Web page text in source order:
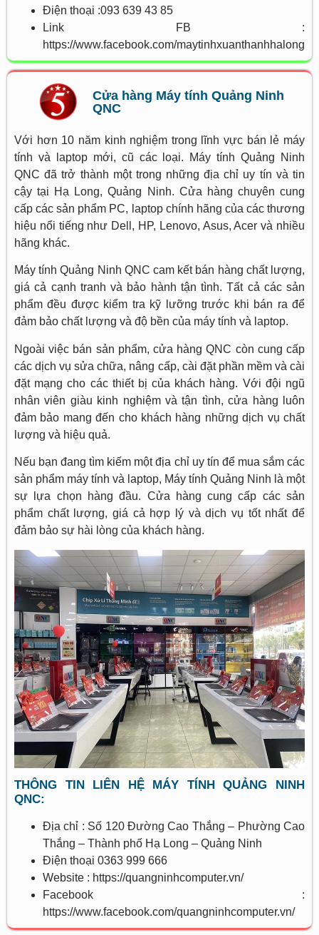
Điện thoại :093 639 43 85
Link FB :
https://www.facebook.com/maytinhxuanthanhhalong
Cửa hàng Máy tính Quảng Ninh
QNC
Với hơn 10 năm kinh nghiệm trong lĩnh vực bán lẻ máy
tính và laptop mới, cũ các loại. Máy tính Quảng Ninh
QNC đã trở thành một trong những địa chỉ uy tín và tin
cậy tại Hạ Long, Quảng Ninh. Cửa hàng chuyên cung
cấp các sản phẩm PC, laptop chính hãng của các thương
hiệu nổi tiếng như Dell, HP, Lenovo, Asus, Acer và nhiều
hãng khác.
Máy tính Quảng Ninh QNC cam kết bán hàng chất lượng,
giá cả cạnh tranh và bảo hành tận tình. Tất cả các sản
phẩm đều được kiểm tra kỹ lưỡng trước khi bán ra để
đảm bảo chất lượng và độ bền của máy tính và laptop.
Ngoài việc bán sản phẩm, cửa hàng QNC còn cung cấp
các dịch vụ sửa chữa, nâng cấp, cài đặt phần mềm và cài
đặt mạng cho các thiết bị của khách hàng. Với đội ngũ
nhân viên giàu kinh nghiệm và tận tình, cửa hàng luôn
đảm bảo mang đến cho khách hàng những dịch vụ chất
lượng và hiệu quả.
Nếu bạn đang tìm kiếm một địa chỉ uy tín để mua sắm các
sản phẩm máy tính và laptop, Máy tính Quảng Ninh là một
sự lựa chọn hàng đầu. Cửa hàng cung cấp các sản
phẩm chất lượng, giá cả hợp lý và dịch vụ tốt nhất để
đảm bảo sự hài lòng của khách hàng.
THÔNG TIN LIÊN HỆ MÁY TÍNH QUẢNG NINH
QNC:
Địa chỉ : Số 120 Đường Cao Thắng – Phường Cao
Thắng – Thành phố Hạ Long – Quảng Ninh
Điện thoại 0363 999 666
Website : https://quangninhcomputer.vn/
Facebook :
https://www.facebook.com/quangninhcomputer.vn/